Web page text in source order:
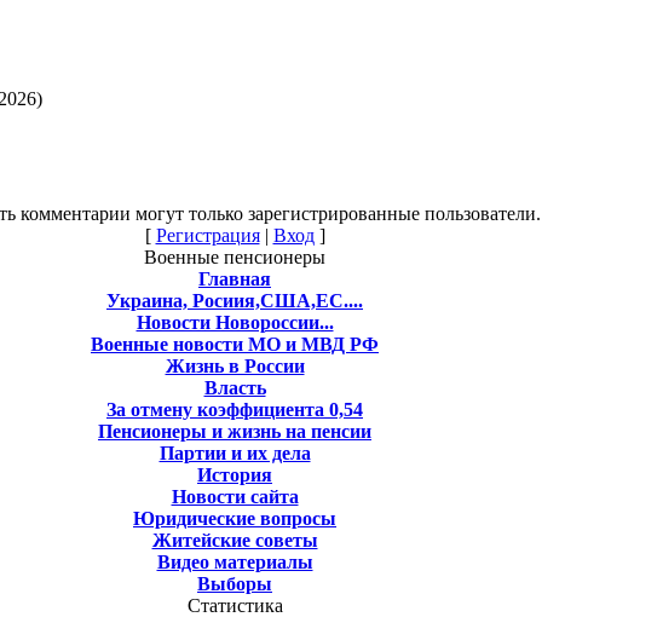
комментарии могут только зарегистрированные пользователи.
[ Регистрация| Вход]
Военные пенсионеры
Главная
Украина, Росиия,США,ЕС....
Новости Новороссии...
Военные новости МО и МВД РФ
Жизнь в России
Власть
За отмену коэффициента 0,54
Пенсионеры и жизнь на пенсии
Партии и их дела
История
Новости сайта
Юридические вопросы
Житейские советы
Видео материалы
Выборы
Статистика